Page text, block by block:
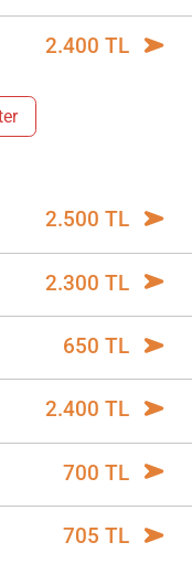
2.400 TL
2.500 TL
2.300 TL
650 TL
2.400 TL
700 TL
705 TL